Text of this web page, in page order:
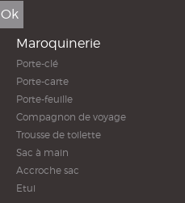
Ok
Maroquinerie
Porte-clé
Porte-carte
Porte-feuille
Compagnon de voyage
Trousse de toilette
Sac à main
Accroche sac
Etui